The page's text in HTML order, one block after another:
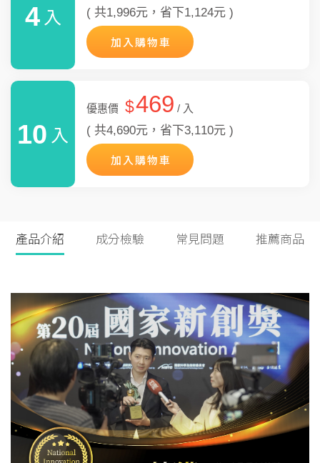
4 入 ( 共1,996元，省下1,124元 )
加入購物車
10 入
優惠價 $469 / 入
( 共4,690元，省下3,110元 )
加入購物車
產品介紹 成分檢驗 常見問題 推薦商品